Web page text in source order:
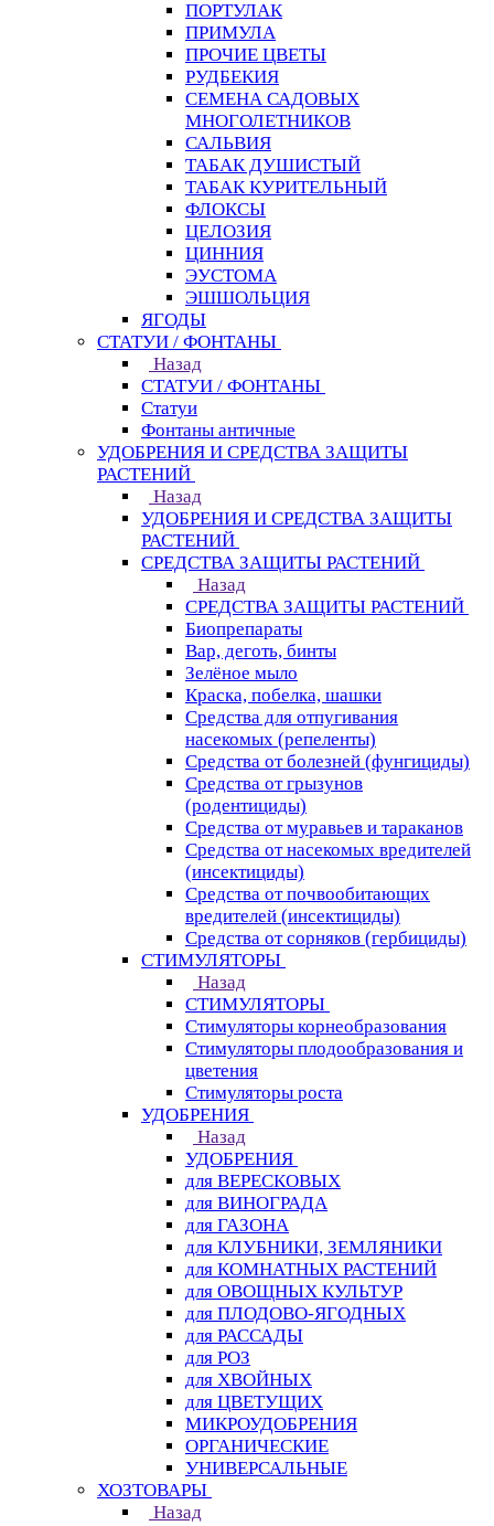
ПОРТУЛАК
ПРИМУЛА
ПРОЧИЕ ЦВЕТЫ
РУДБЕКИЯ
СЕМЕНА САДОВЫХ
МНОГОЛЕТНИКОВ
САЛЬВИЯ
ТАБАК ДУШИСТЫЙ
ТАБАК КУРИТЕЛЬНЫЙ
ФЛОКСЫ
ЦЕЛОЗИЯ
ЦИННИЯ
ЭУСТОМА
ЭШШОЛЬЦИЯ
ЯГОДЫ
СТАТУИ / ФОНТАНЫ
Назад
СТАТУИ / ФОНТАНЫ
Статуи
Фонтаны античные
УДОБРЕНИЯ И СРЕДСТВА ЗАЩИТЫ
РАСТЕНИЙ
Назад
УДОБРЕНИЯ И СРЕДСТВА ЗАЩИТЫ
РАСТЕНИЙ
СРЕДСТВА ЗАЩИТЫ РАСТЕНИЙ
Назад
СРЕДСТВА ЗАЩИТЫ РАСТЕНИЙ
Биопрепараты
Вар, деготь, бинты
Зелёное мыло
Краска, побелка, шашки
Средства для отпугивания
насекомых (репеленты)
Средства от болезней (фунгициды)
Средства от грызунов
(родентициды)
Средства от муравьев и тараканов
Средства от насекомых вредителей
(инсектициды)
Средства от почвообитающих
вредителей (инсектициды)
Средства от сорняков (гербициды)
СТИМУЛЯТОРЫ
Назад
СТИМУЛЯТОРЫ
Стимуляторы корнеобразования
Стимуляторы плодообразования и
цветения
Стимуляторы роста
УДОБРЕНИЯ
Назад
УДОБРЕНИЯ
для ВЕРЕСКОВЫХ
для ВИНОГРАДА
для ГАЗОНА
для КЛУБНИКИ, ЗЕМЛЯНИКИ
для КОМНАТНЫХ РАСТЕНИЙ
для ОВОЩНЫХ КУЛЬТУР
для ПЛОДОВО-ЯГОДНЫХ
для РАССАДЫ
для РОЗ
для ХВОЙНЫХ
для ЦВЕТУЩИХ
МИКРОУДОБРЕНИЯ
ОРГАНИЧЕСКИЕ
УНИВЕРСАЛЬНЫЕ
ХОЗТОВАРЫ
Назад